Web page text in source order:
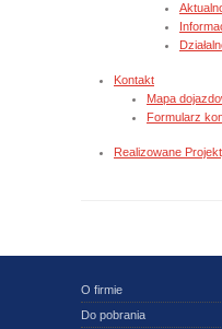
Kontakt
Mapa
Formularz
Realizowane
O firmie
Do pobrania